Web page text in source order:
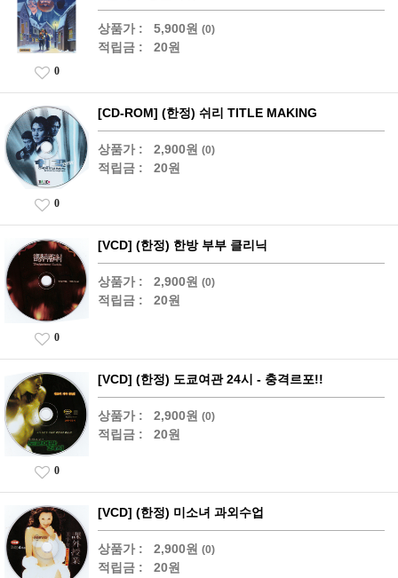
상품가 : 5,900원 (0)
적립금 : 20원
0
[CD-ROM] (한정) 쉬리 TITLE MAKING
상품가 : 2,900원 (0)
적립금 : 20원
0
[VCD] (한정) 한방 부부 클리닉
상품가 : 2,900원 (0)
적립금 : 20원
0
[VCD] (한정) 도쿄여관 24시 - 충격르포!!
상품가 : 2,900원 (0)
적립금 : 20원
0
[VCD] (한정) 미소녀 과외수업
상품가 : 2,900원 (0)
적립금 : 20원